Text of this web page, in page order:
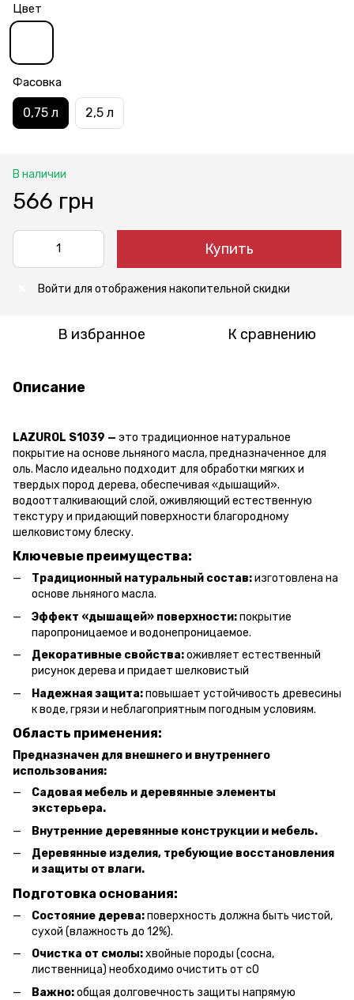
Цвет
Фасовка
0,75 л 2,5 л
В наличии
566 грн
Купить
Войти для отображения накопительной скидки
В избранное К сравнению
Описание
LAZUROL S1039 — это традиционное натуральное
покрытие на основе льняного масла, предназначенное для
оль. Масло идеально подходит для обработки мягких и
твердых пород дерева, обеспечивая «дышащий».
водоотталкивающий слой, оживляющий естественную
текстуру и придающий поверхности благородному
шелковистому блеску.
Ключевые преимущества:
Традиционный натуральный состав:изготовлена ​​на
основе льняного масла.
Эффект «дышащей» поверхности:покрытие
паропроницаемое и водонепроницаемое.
Декоративные свойства:оживляет естественный
рисунок дерева и придает шелковистый
Надежная защита:повышает устойчивость древесины
к воде, грязи и неблагоприятным погодным условиям.
Область применения:
Предназначен для внешнего и внутреннего
использования:
Садовая мебель и деревянные элементы
экстерьера.
Внутренние деревянные конструкции и мебель.
Деревянные изделия, требующие восстановления
и защиты от влаги.
Подготовка основания:
Состояние дерева:поверхность должна быть чистой,
сухой (влажность до 12%).
Очистка от смолы:хвойные породы (сосна,
лиственница) необходимо очистить от с0
Важно:общая долговечность защиты напрямую